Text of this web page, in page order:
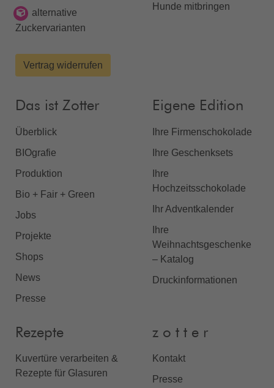
alternative
Zuckervarianten
Vertrag widerrufen
Hunde mitbringen
Das ist Zotter
Überblick
BIOgrafie
Produktion
Bio + Fair + Green
Jobs
Projekte
Shops
News
Presse
Eigene Edition
Ihre Firmenschokolade
Ihre Geschenksets
Ihre
Hochzeitsschokolade
Ihr Adventkalender
Ihre
Weihnachtsgeschenke
– Katalog
Druckinformationen
Rezepte
Kuvertüre verarbeiten &
Rezepte für Glasuren
z o t t e r
Kontakt
Presse